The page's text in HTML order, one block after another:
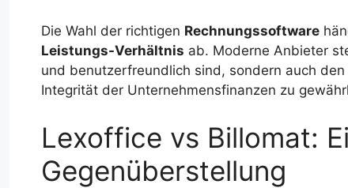
Die Wahl der richtigen Rechnungssoftware
Leistungs-Verhältnis ab. Moderne Anbieter
und benutzerfreundlich sind, sondern auch
Integrität der Unternehmensfinanzen zu
Lexoffice vs Billomat:
Gegenüberstellung